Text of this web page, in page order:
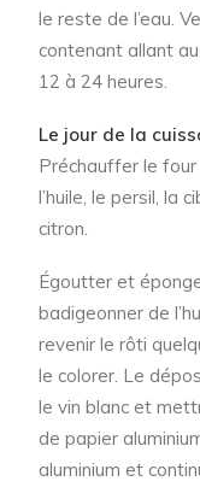
le reste de l’eau.
contenant allant
12 à 24 heures.
Le jour de la
Préchauffer le
l’huile, le persil, la
citron.
Égoutter et
badigeonner de
revenir le rôti
le colorer. Le
le vin blanc et
de papier
aluminium et